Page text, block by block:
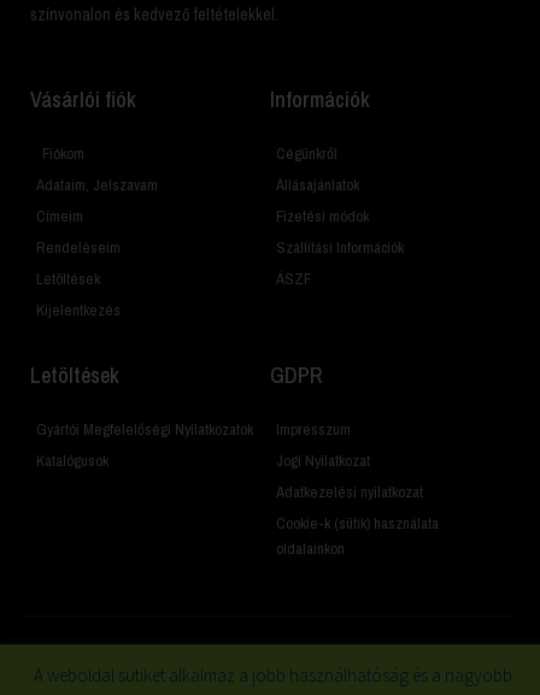
színvonalon és kedvező feltételekkel.
Vásárlói fiók
Fiókom
Adataim, Jelszavam
Címeim
Rendeléseim
Letöltések
Kijelentkezés
Információk
Cégünkről
Állásajánlatok
Fizetési módok
Szállítási Információk
ÁSZF
Letöltések
Gyártói Megfelelőségi Nyilatkozatok
Katalógusok
GDPR
Impresszum
Jogi Nyilatkozat
Adatkezelési nyilatkozat
Cookie-k (sütik) használata
oldalainkon
© 2019 Minden jog fenntartva
A weboldal sütiket alkalmaz a jobb használhatóság és a nagyobb